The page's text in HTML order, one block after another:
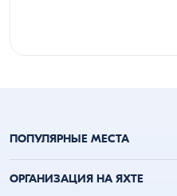
ПОПУЛЯРНЫЕ МЕСТА
Анталья аренда яхт
ОРГАНИЗАЦИЯ НА ЯХТЕ